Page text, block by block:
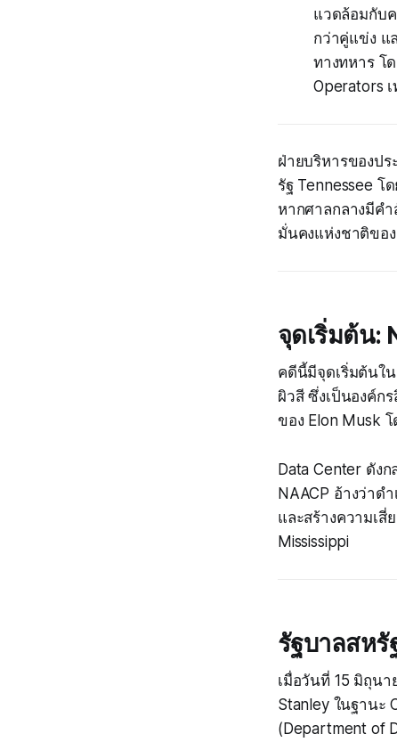
แวดล้อมกับ
กว่าคู่แข่ง แ
ทางทหาร โ
Operators
ฝ่ายบริหารของป
รัฐ Tennessee โ
หากศาลกลางมีค
มั่นคงแห่งชาติขอ
จุดเริ่มต้น:
คดีนี้มีจุดเริ่มต้นใ
ผิวสี ซึ่งเป็นองค์ก
ของ Elon Musk
Data Center ดัง
NAACP อ้างว่าด
และสร้างความเ
Mississippi
รัฐบาลสห
เมื่อวันที่ 15 มิถุนา
Stanley ในฐานะ
(Department of